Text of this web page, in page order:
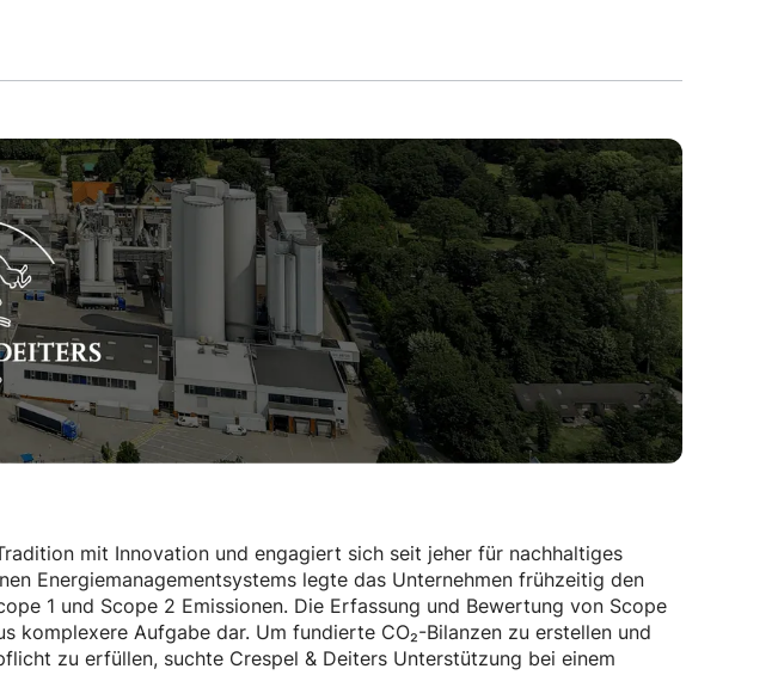
mit Innovation und engagiert sich seit jeher für nachhaltiges
Energiemanagementsystems legte das Unternehmen frühzeitig den
1 und Scope 2 Emissionen. Die Erfassung und Bewertung von Scope
komplexere Aufgabe dar. Um fundierte CO₂-Bilanzen zu erstellen und
zu erfüllen, suchte Crespel & Deiters Unterstützung bei einem